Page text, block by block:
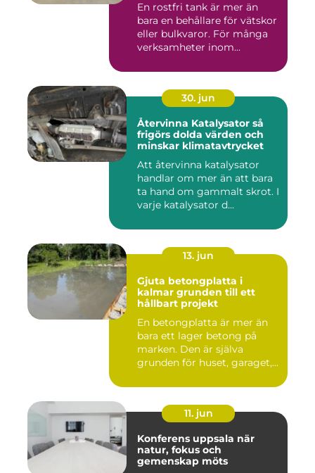
En rostfri tank är mer än
bara en behållare för vätskor
eller bulkvaror. För många
verksamheter inom...
30. jun
Återvinna Katalysator så
frigörs dolda värden och
minskar klimatavtrycket
Att återvinna katalysator
handlar om mer än att bara
ta hand om gammalt skrot. I
varje katalysator d...
13. jun
Gjuta betongplatta i
kalmar grunden till ett
hållbart projekt
En betongplatta är mer än
bara ett lager betong på
marken. Den är själva
grunden för huset, garaget,...
11. jun
Konferens uppsala när
natur, fokus och
gemenskap möts